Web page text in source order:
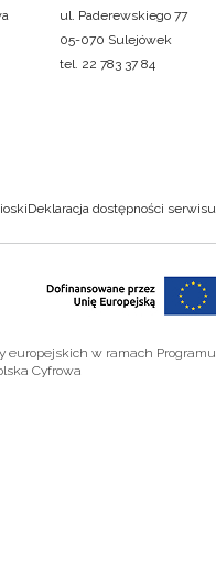
ul. Paderewskiego 77
05-070 Sulejówek
tel. 22 783 37 84
Deklaracja dostępności serwisu
europejskich w ramach Programu
Cyfrowa